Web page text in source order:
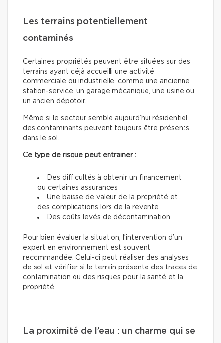
Les terrains potentiellement
contaminés
Certaines propriétés peuvent être situées sur des
terrains ayant déjà accueilli une activité
commerciale ou industrielle, comme une ancienne
station-service, un garage mécanique, une usine ou
un ancien dépotoir.
Même si le secteur semble aujourd’hui résidentiel,
des contaminants peuvent toujours être présents
dans le sol.
Ce type de risque peut entrainer :
Des difficultés à obtenir un financement
ou certaines assurances
Une baisse de valeur de la propriété et
des complications lors de la revente
Des coûts levés de décontamination
Pour bien évaluer la situation, l’intervention d’un
expert en environnement est souvent
recommandée. Celui-ci peut réaliser des analyses
de sol et vérifier si le terrain présente des traces de
contamination ou des risques pour la santé et la
propriété.
La proximité de l’eau : un charme qui se